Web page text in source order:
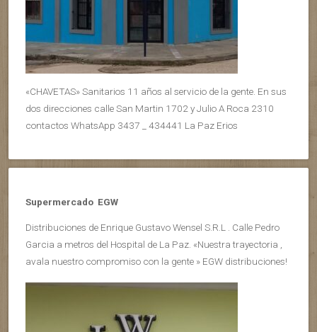
«CHAVETAS» Sanitarios 11 años al servicio de la gente. En sus
dos direcciones calle San Martin 1702 y Julio A Roca 2310
contactos WhatsApp 3437 _ 434441 La Paz Erios
Supermercado EGW
Distribuciones de Enrique Gustavo Wensel S.R.L . Calle Pedro
Garcia a metros del Hospital de La Paz. «Nuestra trayectoria ,
avala nuestro compromiso con la gente » EGW distribuciones!